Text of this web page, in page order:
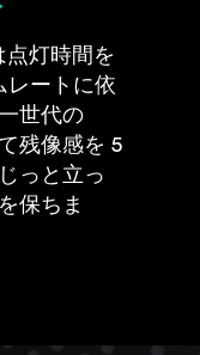
点灯時間を
レートに依
世代の
残像感を 5
っと立っ
保ちま